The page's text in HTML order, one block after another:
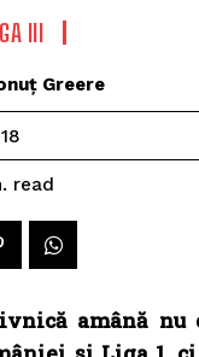
III
Greere
read
amână nu